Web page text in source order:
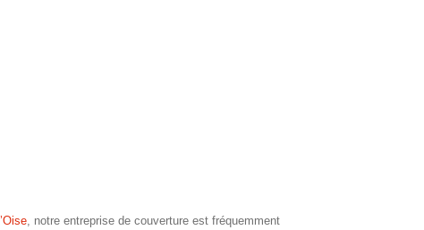
, notre entreprise de couverture est fréquemment